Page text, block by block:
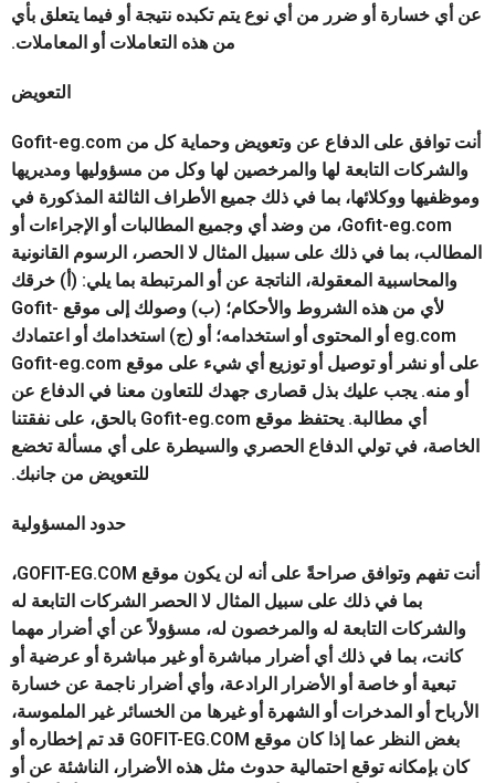
عن أي خسارة أو ضرر من أي نوع يتم تكبده نتيجة أو فيما يتعلق بأي
من هذه التعاملات أو المعاملات.
التعويض
أنت توافق على الدفاع عن وتعويض وحماية كل من Gofit-eg.com
والشركات التابعة لها والمرخصين لها وكل من مسؤوليها ومديريها
وموظفيها ووكلائها، بما في ذلك جميع الأطراف الثالثة المذكورة في
Gofit-eg.com، من وضد أي وجميع المطالبات أو الإجراءات أو
المطالب، بما في ذلك على سبيل المثال لا الحصر، الرسوم القانونية
والمحاسبية المعقولة، الناتجة عن أو المرتبطة بما يلي: (أ) خرقك
لأي من هذه الشروط والأحكام؛ (ب) وصولك إلى موقع Gofit-
eg.com أو المحتوى أو استخدامه؛ أو (ج) استخدامك أو اعتمادك
على أو نشر أو توصيل أو توزيع أي شيء على موقع Gofit-eg.com
أو منه. يجب عليك بذل قصارى جهدك للتعاون معنا في الدفاع عن
أي مطالبة. يحتفظ موقع Gofit-eg.com بالحق، على نفقتنا
الخاصة، في تولي الدفاع الحصري والسيطرة على أي مسألة تخضع
للتعويض من جانبك.
حدود المسؤولية
أنت تفهم وتوافق صراحةً على أنه لن يكون موقع GOFIT-EG.COM،
بما في ذلك على سبيل المثال لا الحصر الشركات التابعة له
والشركات التابعة له والمرخصون له، مسؤولاً عن أي أضرار مهما
كانت، بما في ذلك أي أضرار مباشرة أو غير مباشرة أو عرضية أو
تبعية أو خاصة أو الأضرار الرادعة، وأي أضرار ناجمة عن خسارة
الأرباح أو المدخرات أو الشهرة أو غيرها من الخسائر غير الملموسة،
بغض النظر عما إذا كان موقع GOFIT-EG.COM قد تم إخطاره أو
كان بإمكانه توقع احتمالية حدوث مثل هذه الأضرار، الناشئة عن أو